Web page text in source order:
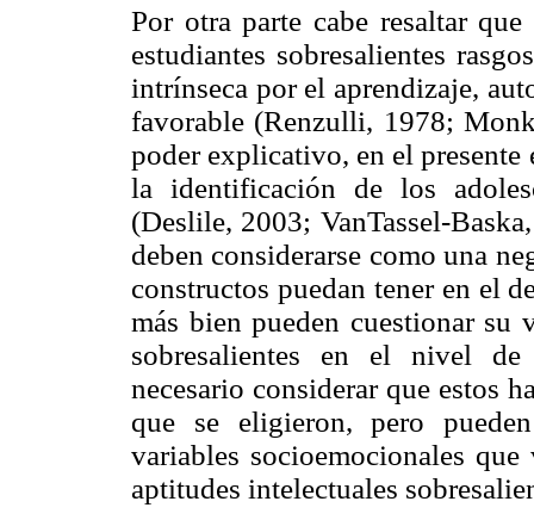
Por otra parte cabe resaltar
estudiantes sobresalientes
intrínseca por el aprendizaje,
favorable (Renzulli, 1978;
poder explicativo, en el
la identificación de los
(Deslile, 2003; VanTassel-
deben considerarse como una
constructos puedan tener en el
más bien pueden cuestionar su
sobresalientes en el nivel
necesario considerar que estos
que se eligieron, pero
variables socioemocionales
aptitudes intelectuales